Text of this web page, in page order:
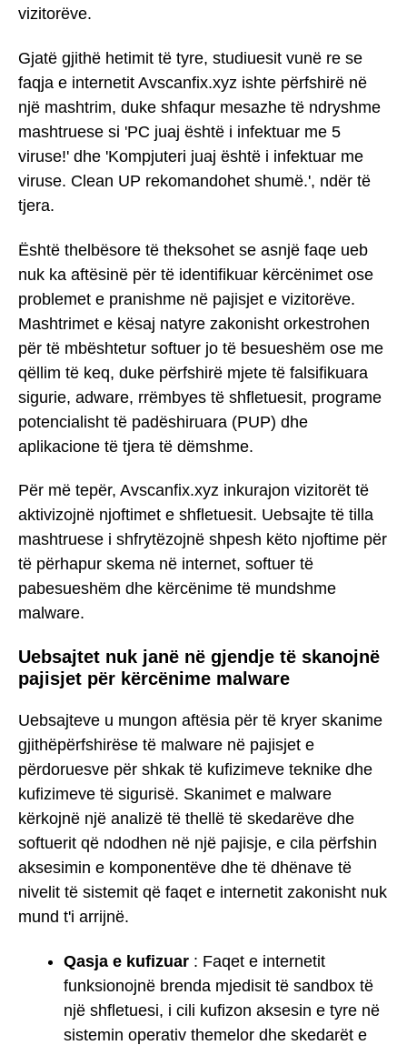
vizitorëve.
Gjatë gjithë hetimit të tyre, studiuesit vunë re se
faqja e internetit Avscanfix.xyz ishte përfshirë në
një mashtrim, duke shfaqur mesazhe të ndryshme
mashtruese si 'PC juaj është i infektuar me 5
viruse!' dhe 'Kompjuteri juaj është i infektuar me
viruse. Clean UP rekomandohet shumë.', ndër të
tjera.
Është thelbësore të theksohet se asnjë faqe ueb
nuk ka aftësinë për të identifikuar kërcënimet ose
problemet e pranishme në pajisjet e vizitorëve.
Mashtrimet e kësaj natyre zakonisht orkestrohen
për të mbështetur softuer jo të besueshëm ose me
qëllim të keq, duke përfshirë mjete të falsifikuara
sigurie, adware, rrëmbyes të shfletuesit, programe
potencialisht të padëshiruara (PUP) dhe
aplikacione të tjera të dëmshme.
Për më tepër, Avscanfix.xyz inkurajon vizitorët të
aktivizojnë njoftimet e shfletuesit. Uebsajte të tilla
mashtruese i shfrytëzojnë shpesh këto njoftime për
të përhapur skema në internet, softuer të
pabesueshëm dhe kërcënime të mundshme
malware.
Uebsajtet nuk janë në gjendje të skanojnë
pajisjet për kërcënime malware
Uebsajteve u mungon aftësia për të kryer skanime
gjithëpërfshirëse të malware në pajisjet e
përdoruesve për shkak të kufizimeve teknike dhe
kufizimeve të sigurisë. Skanimet e malware
kërkojnë një analizë të thellë të skedarëve dhe
softuerit që ndodhen në një pajisje, e cila përfshin
aksesimin e komponentëve dhe të dhënave të
nivelit të sistemit që faqet e internetit zakonisht nuk
mund t'i arrijnë.
Qasja e kufizuar : Faqet e internetit
funksionojnë brenda mjedisit të sandbox të
një shfletuesi, i cili kufizon aksesin e tyre në
sistemin operativ themelor dhe skedarët e